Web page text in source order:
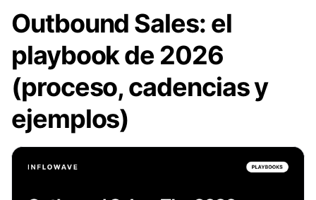
Outbound Sales: el
playbook de 2026
(proceso, cadencias y
ejemplos)